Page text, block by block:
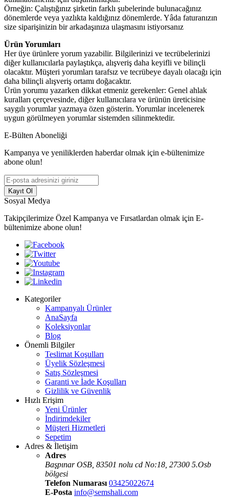
Örneğin: Çalıştığınız şirketin farklı şubelerinde bulunacağınız
dönemlerde veya yazlıkta kaldığınız dönemlerde. Yâda faturanızın
size siparişinizin bir arkadaşınıza ulaşmasını istiyorsanız
Ürün Yorumları
Her üye ürünlere yorum yazabilir. Bilgilerinizi ve tecrübelerinizi
diğer kullanıcılarla paylaştıkça, alışveriş daha keyifli ve bilinçli
olacaktır. Müşteri yorumları tarafsız ve tecrübeye dayalı olacağı için
daha bilinçli alışveriş ortamı doğacaktır.
Ürün yorumu yazarken dikkat etmeniz gerekenler: Genel ahlak
kuralları çerçevesinde, diğer kullanıcılara ve ürünün üreticisine
saygılı yorumlar yazmaya özen gösterin. Yorumlar incelenerek
uygun görülmeyen yorumlar sistemden silinmektedir.
E-Bülten Aboneliği
Kampanya ve yeniliklerden haberdar olmak için e-bültenimize
abone olun!
Kayıt Ol
Sosyal Medya
Takipçilerimize Özel Kampanya ve Fırsatlardan olmak için E-
bültenimize abone olun!
Kategoriler
Kampanyalı Ürünler
AnaSayfa
Koleksiyonlar
Blog
Önemli Bilgiler
Teslimat Koşulları
Üyelik Sözleşmesi
Satış Sözleşmesi
Garanti ve İade Koşulları
Gizlilik ve Güvenlik
Hızlı Erişim
Yeni Ürünler
İndirimdekiler
Müşteri Hizmetleri
Sepetim
Adres & İletişim
Adres
Başpınar OSB, 83501 nolu cd No:18, 27300 5.Osb
bölgesi
Telefon Numarası 03425022674
E-Posta info@semshali.com